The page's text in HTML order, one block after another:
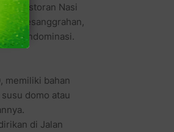
Restoran Nasi
di Pesanggrahan,
mendominasi.
memiliki bahan
domo atau
di Jalan